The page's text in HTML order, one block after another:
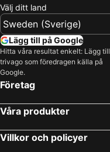
Välj ditt land
Lägg till på Google
Hitta våra resultat enkelt: Lägg till
trivago som föredragen källa på
Google.
Företag
Våra produkter
Villkor och policyer